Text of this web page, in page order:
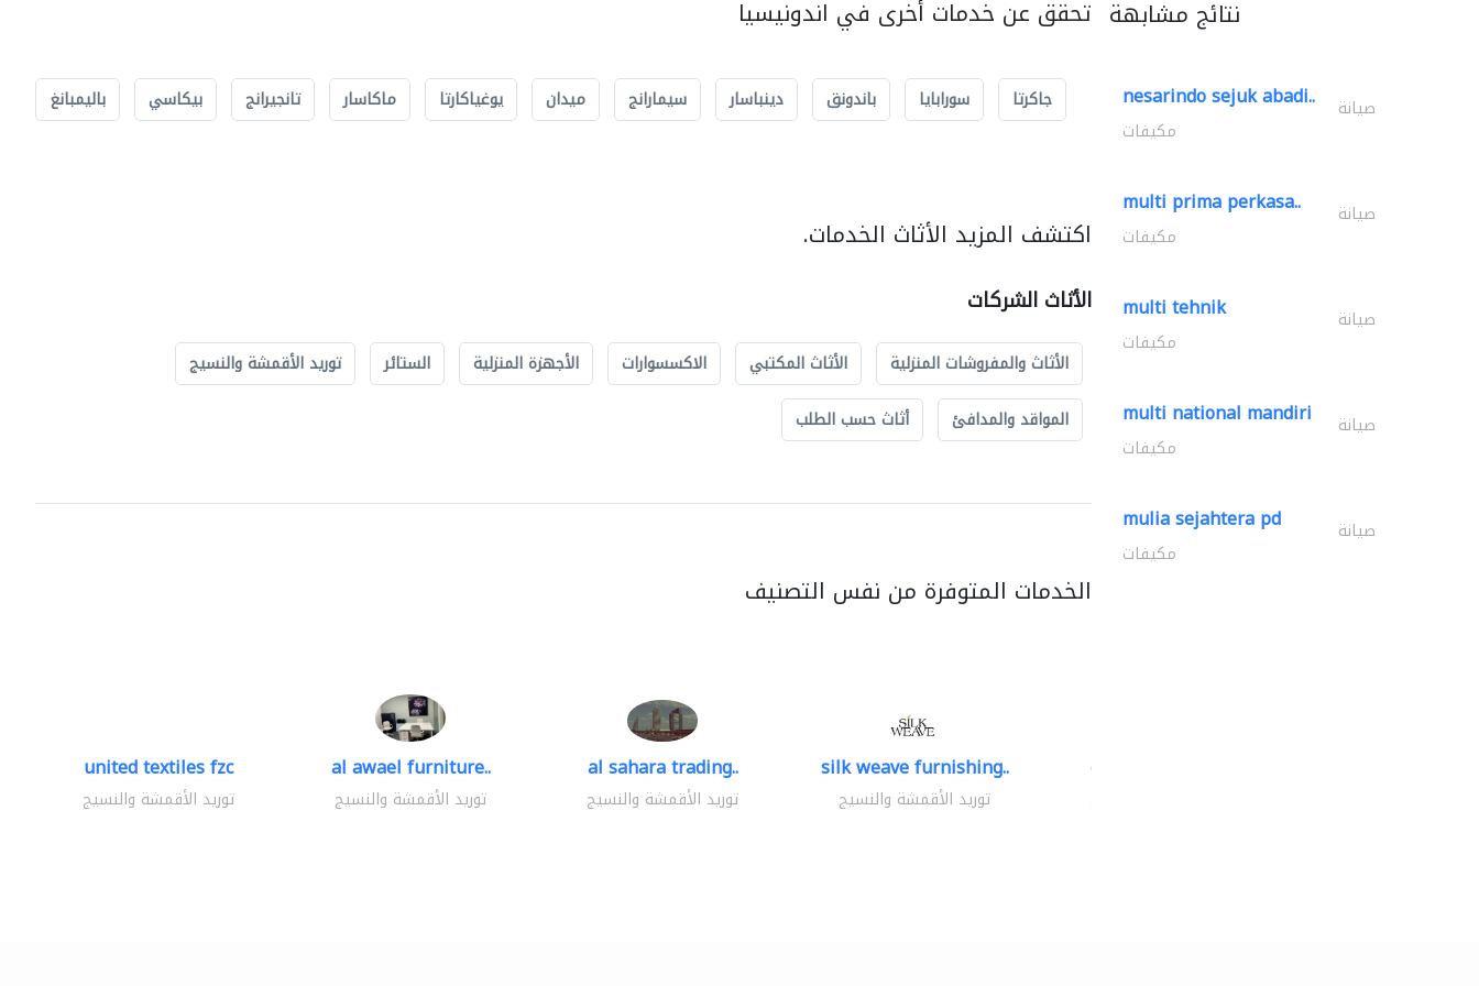
تحقق عن خدمات أخرى في اندونيسيا
جاكرتا سورابايا باندونق دينباسار سيمارانج ميدان يوغياكارتا ماكاسار تانجيرانج بيكاسي باليمبانغ
اكتشف المزيد الأثاث الخدمات.
الأثاث الشركات
الأثاث والمفروشات المنزلية الأثاث المكتبي الاكسسوارات الأجهزة المنزلية الستائر
توريد الأقمشة والنسيج
المواقد والمدافئ
أثاث حسب الطلب
الخدمات المتوفرة من نفس التصنيف
united textiles fzc
توريد الأقمشة والنسيج
al awael furniture..
توريد الأقمشة والنسيج
al sahara trading..
توريد الأقمشة والنسيج
silk weave furnishing..
توريد الأقمشة والنسيج
chrysels decore llc
نتائج مشابهة
nesarindo sejuk abadi.. صيانة
مكيفات
multi prima perkasa.. صيانة
مكيفات
multi tehnik صيانة
مكيفات
multi national mandiri صيانة
مكيفات
mulia sejahtera pd صيانة
مكيفات